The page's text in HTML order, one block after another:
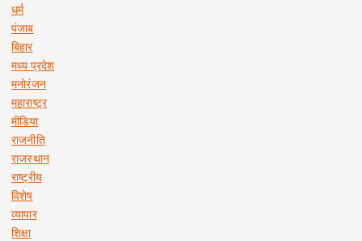
धर्म
पंजाब
बिहार
मध्य प्रदेश
मनोरंजन
महाराष्ट्र
मीडिया
राजनीति
राजस्थान
राष्ट्रीय
विशेष
व्यापार
शिक्षा